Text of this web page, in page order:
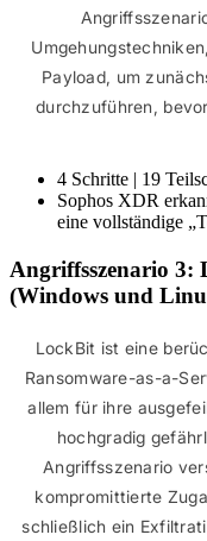
Payload, um
durchzuführen,
4 Schritte | 19
Sophos XDR
eine vollständige
Angriffsszenario 3:
(Windows und
LockBit ist eine
Ransomware-as-a-
allem für ihre
hochgradig
Angriffsszenario
kompromittierte
schließlich ein